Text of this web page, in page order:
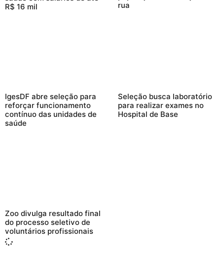
R$ 16 mil
rua
IgesDF abre seleção para
reforçar funcionamento
contínuo das unidades de
saúde
Seleção busca laboratório
para realizar exames no
Hospital de Base
Zoo divulga resultado final
do processo seletivo de
voluntários profissionais